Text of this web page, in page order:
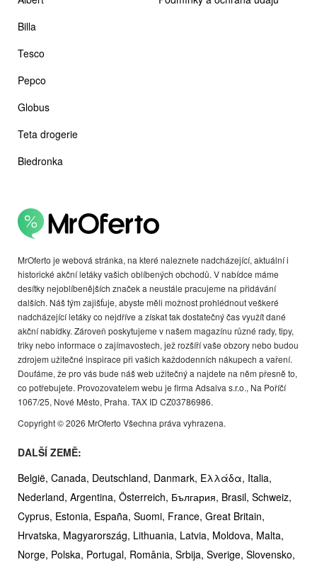
MrOferto je webová stránka, na které naleznete nadcházející, aktuální i
historické akční letáky vašich oblíbených obchodů. V nabídce máme
desítky nejoblíbenějších značek a neustále pracujeme na přidávání
dalších. Náš tým zajišťuje, abyste měli možnost prohlédnout veškeré
nadcházející letáky co nejdříve a získat tak dostatečný čas využít dané
akční nabídky. Zároveň poskytujeme v našem magazínu různé rady, tipy,
triky nebo informace o zajímavostech, jež rozšíří vaše obzory nebo budou
zdrojem užitečné inspirace při vašich každodenních nákupech a vaření.
Doufáme, že pro vás bude náš web užitečný a najdete na něm přesně to,
co potřebujete. Provozovatelem webu je firma Adsalva s.r.o., Na Poříčí
1067/25, Nové Město, Praha. TAX ID CZ03786986.
Copyright © 2026 MrOferto Všechna práva vyhrazena.
Billa
Tesco
Pepco
Globus
Teta drogerie
Biedronka
DALŠÍ ZEMĚ:
België, Canada, Deutschland, Danmark, Ελλάδα, Italia,
Nederland, Argentina, Österreich, България, Brasil, Schweiz,
Cyprus, Estonia, España, Suomi, France, Great Britain,
Hrvatska, Magyarország, Lithuania, Latvia, Moldova, Malta,
Norge, Polska, Portugal, România, Srbija, Sverige, Slovensko,